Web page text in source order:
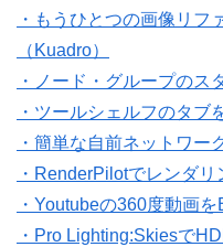
・もうひとつの画像リフ
（Kuadro）
・ノード・グループのス
・ツールシェルフのタブ
・簡単な自前ネットワー
・RenderPilotでレンダリ
・Youtubeの360度動画
・Pro Lighting:Skiesで